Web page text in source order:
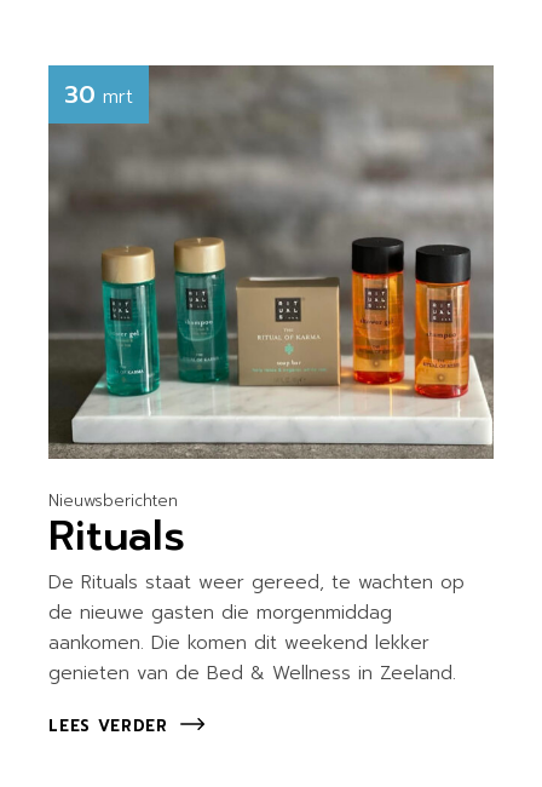
30 mrt
Nieuwsberichten
Rituals
De Rituals staat weer gereed, te wachten op
de nieuwe gasten die morgenmiddag
aankomen. Die komen dit weekend lekker
genieten van de Bed & Wellness in Zeeland.
LEES VERDER